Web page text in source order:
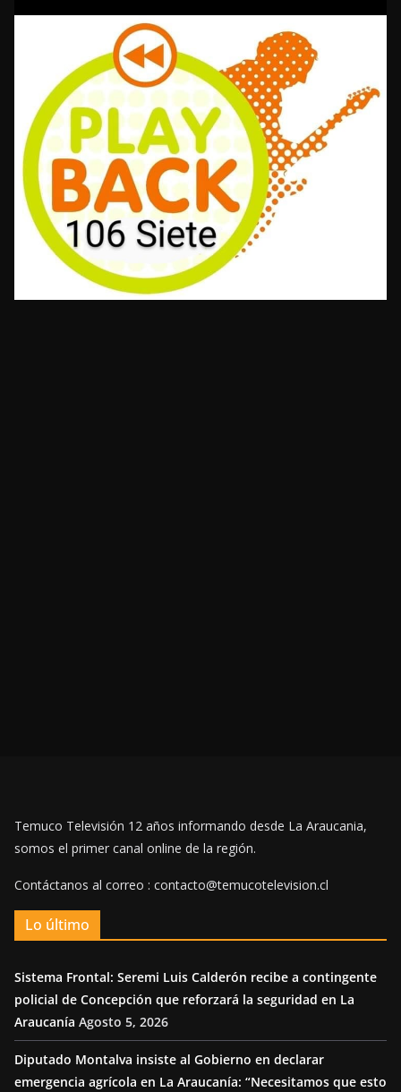
Temuco Televisión 12 años informando desde La Araucania,
somos el primer canal online de la región.
Contáctanos al correo : contacto@temucotelevision.cl
Lo último
Sistema Frontal: Seremi Luis Calderón recibe a contingente
policial de Concepción que reforzará la seguridad en La
Araucanía Agosto 5, 2026
Diputado Montalva insiste al Gobierno en declarar
emergencia agrícola en La Araucanía: “Necesitamos que esto